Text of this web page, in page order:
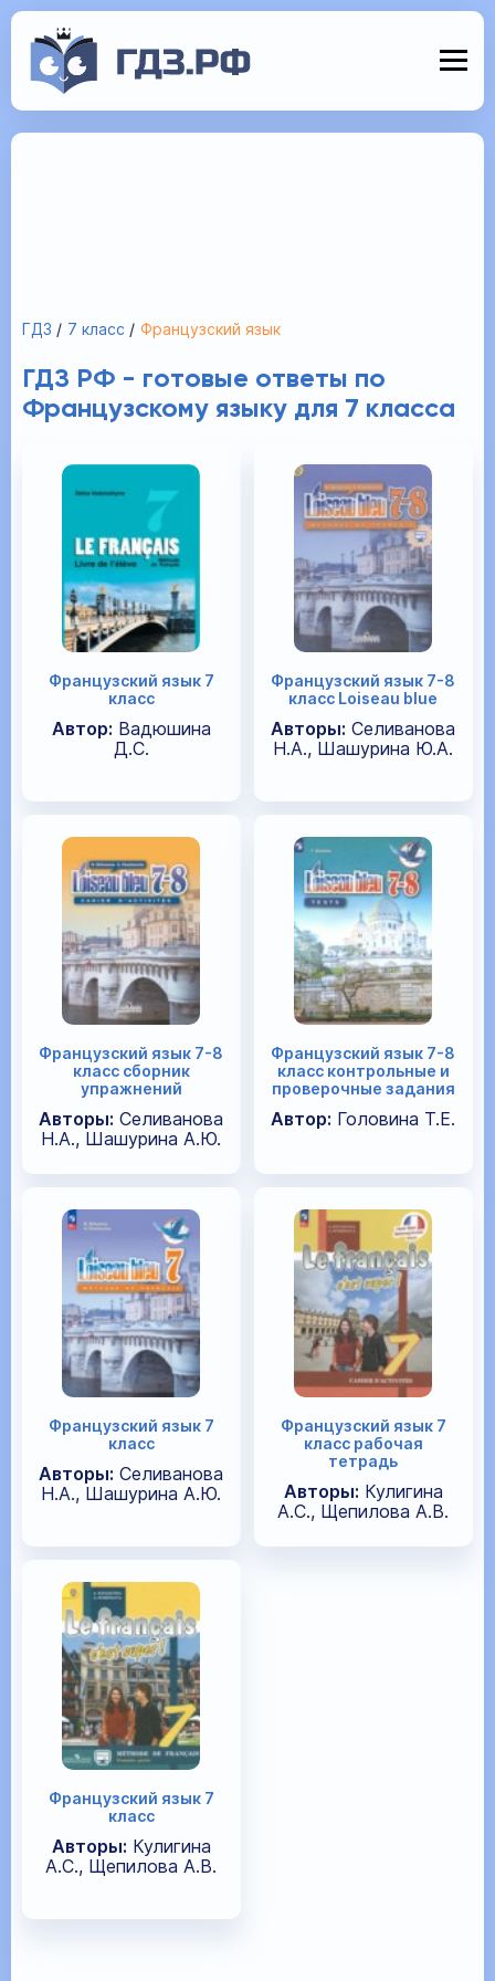
ГДЗ 7 класс Французский язык
ГДЗ РФ - готовые ответы по
Французскому языку для 7 класса
Французский язык 7
класс
Автор: Вадюшина
Д.С.
Французский язык 7-8
класс Loiseau blue
Авторы: Селиванова
Н.А., Шашурина Ю.А.
Французский язык 7-8
класс сборник
упражнений
Авторы: Селиванова
Н.А., Шашурина А.Ю.
Французский язык 7-8
класс контрольные и
проверочные задания
Автор: Головина Т.Е.
Французский язык 7
класс
Авторы: Селиванова
Н.А., Шашурина А.Ю.
Французский язык 7
класс рабочая
тетрадь
Авторы: Кулигина
А.С., Щепилова А.В.
Французский язык 7
класс
Авторы: Кулигина
А.С., Щепилова А.В.